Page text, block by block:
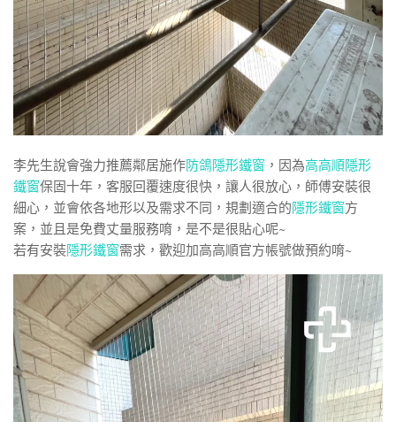
李先生說會強力推薦鄰居施作防鴿隱形鐵窗 ，因為高高順隱形
鐵窗保固十年，客服回覆速度很快，讓人很放心，師傅安裝很
細心，並會依各地形以及需求不同，規劃適合的隱形鐵窗方
案，並且是免費丈量服務唷，是不是很貼心呢~
若有安裝隱形鐵窗需求，歡迎加高高順官方帳號做預約唷~